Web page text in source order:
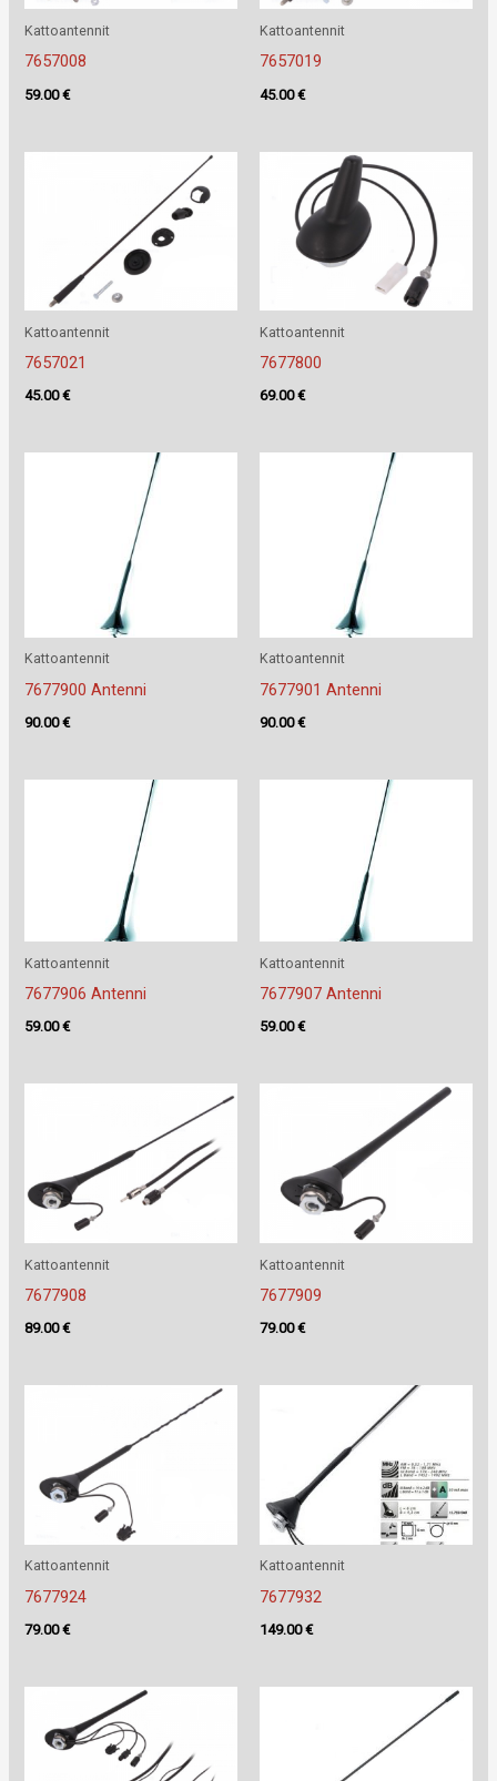
Kattoantennit
7657008
59.00€
Kattoantennit
7657019
45.00€
Kattoantennit
7657021
45.00€
Kattoantennit
7677800
69.00€
Kattoantennit
7677900 Antenni
90.00€
Kattoantennit
7677901 Antenni
90.00€
Kattoantennit
7677906 Antenni
59.00€
Kattoantennit
7677907 Antenni
59.00€
Kattoantennit
7677908
89.00€
Kattoantennit
7677909
79.00€
Kattoantennit
7677924
79.00€
Kattoantennit
7677932
149.00€